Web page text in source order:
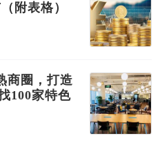
附表格）
商圈，打造
100家特色